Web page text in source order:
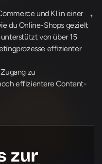
und KI in einer
du Online-Shops gezielt
von über 15
effizienter
zu
effizientere Content-
zur